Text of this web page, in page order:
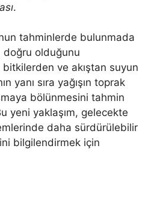
.
tahminlerde bulunmada
olduğunu
ve akıştan suyun
yanı sıra yağışın toprak
bölünmesini tahmin
yeni yaklaşım, gelecekte
daha sürdürülebilir
bilgilendirmek için